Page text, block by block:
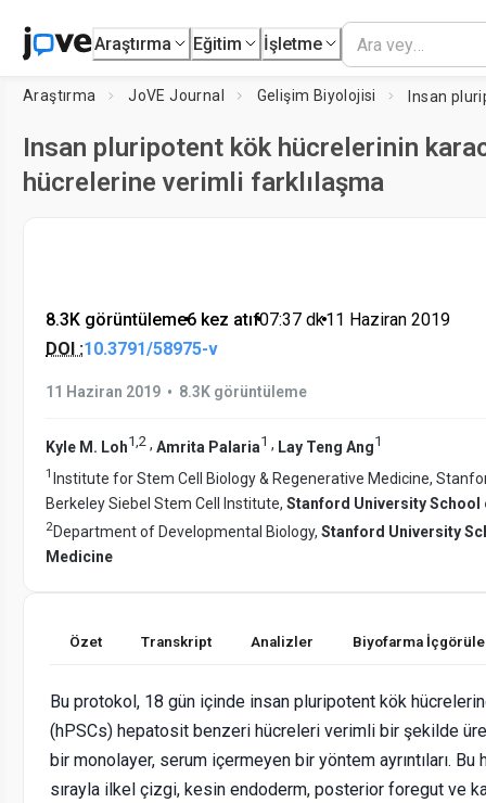
Araştırma Eğitim İşletme
Araştırma JoVE Journal Gelişim Biyolojisi
Insan pluripotent kök hücrelerinin
hücrelerine verimli farklılaşma
8.3K görüntüleme•6 kez atıf•07:37 dk•11 Haziran 2019
DOI :10.3791/58975-v
11 Haziran 2019 • 8.3K görüntüleme
Kyle M. Loh1,2 , Amrita Palaria1 , Lay Teng Ang1
1 Institute for Stem Cell Biology & Regenerative Medicine,
Berkeley Siebel Stem Cell Institute, Stanford University School
2Department of Developmental Biology, Stanford University
Medicine
Özet Transkript Analizler Biyofarma
Bu protokol, 18 gün içinde insan pluripotent kök
(hPSCs) hepatosit benzeri hücreleri verimli bir şekilde
bir monolayer, serum içermeyen bir yöntem ayrıntıları. Bu
sırayla ilkel çizgi, kesin endoderm, posterior foregut ve